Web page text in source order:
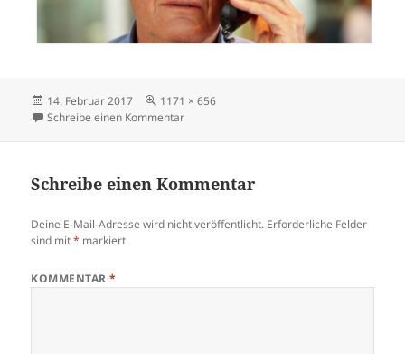
Veröffentlicht
am
14. Februar 2017
Volle
Größe
1171 × 656
Schreibe einen Kommentarzu Telefonseelsorge
Schreibe einen Kommentar
Deine E-Mail-Adresse wird nicht veröffentlicht. Erforderliche Felder
sind mit* markiert
KOMMENTAR*